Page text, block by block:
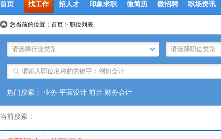
首页 找工作 招人才 印象求职 微简历 微招聘 职场资讯
您当前的位置： 首页 > 职位列表
热门搜索： 业务 平面设计 前台 财务会计
当前搜索：